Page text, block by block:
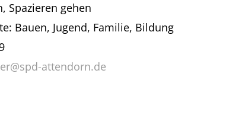
Spazieren gehen
Bauen, Jugend, Familie, Bildung
attendorn.de